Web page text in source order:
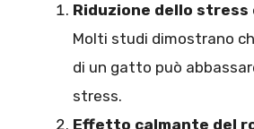
Riduzione dello stress
Molti studi dimostrano
di un gatto può
stress.
Effetto calmante del